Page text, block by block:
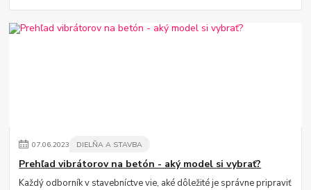
07.06.2023 DIELŇA A STAVBA
Prehľad vibrátorov na betón - aký model si vybrať?
Každý odborník v stavebníctve vie, aké dôležité je správne pripraviť